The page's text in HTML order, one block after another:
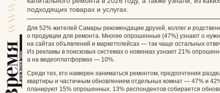
подходящих товарах и услугах.
Для 52% жителей Самары рекомендации друзей, коллег и
о продукции для ремонта. Многие опрошенные (47%) узнают о
на сайтах объявлений и маркетплейсах — так чаще остальных
Из рекламы в поисковых системах о новинках узнают 21%
а на видеоплатформах — 10%.
Среди тех, кто намерен заниматься ремонтом, предпочтения
квартиры и частичным обновлением отдельных комнат — 47% и
планируют 15% опрошенных. 13% респондентов собирается